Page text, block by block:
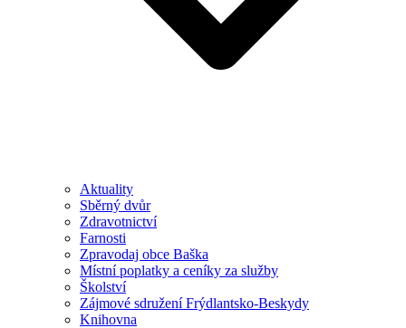
Aktuality
Sběrný dvůr
Zdravotnictví
Farnosti
Zpravodaj obce Baška
Místní poplatky a ceníky za služby
Školství
Zájmové sdružení Frýdlantsko-Beskydy
Knihovna